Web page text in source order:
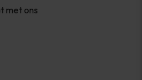
met ons